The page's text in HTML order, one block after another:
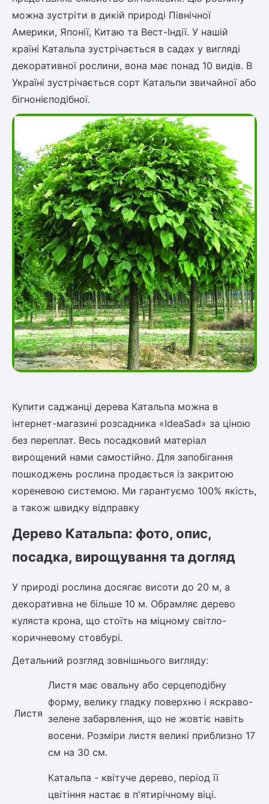
Шовковиця
Абрикос
Обліпиха
Диплоидная слива
Азіатська груша
Кизильник
Бобовник (Жерновець)
Калина
Піраканта
Бузина
Багаторічні рослини
Молодило (Кам'яні троянди)
М'ята
Лаванда
Бамбук
Пряні трави
Очиток (седум)
Вівсяниця
Барвінок
Чемерник (морозник)
Рослини що в'ються
Гліцинія (Вістерія)
Жимолость декоративна
Плющ
Клематіс
можна зустріти в дикій природі Північної
Америки, Японії, Китаю та Вест-Індії. У нашій
країні Катальпа зустрічається в садах у вигляді
декоративної рослини, вона має понад 10 видів. В
Україні зустрічається сорт Катальпи звичайної або
бігнонієподібної.
Купити саджанці дерева Катальпа можна в
інтернет-магазині розсадника «IdeaSad» за ціною
без переплат. Весь посадковий матеріал
вирощений нами самостійно. Для запобігання
пошкоджень рослина продається із закритою
кореневою системою. Ми гарантуємо 100% якість,
а також швидку відправку
Дерево Катальпа: фото, опис,
посадка, вирощування та догляд
У природі рослина досягає висоти до 20 м, а
декоративна не більше 10 м. Обрамляє дерево
куляста крона, що стоїть на міцному світло-
коричневому стовбурі.
Детальний розгляд зовнішнього вигляду:
Листя
Листя має овальну або серцеподібну
форму, велику гладку поверхню і яскраво-
зелене забарвлення, що не жовтіє навіть
восени. Розміри листя великі приблизно 17
см на 30 см.
Катальпа - квітуче дерево, період її
цвітіння настає в п'ятирічному віці.